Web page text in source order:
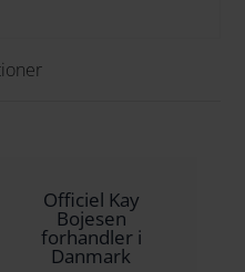
Officiel Kay
Bojesen
forhandler i
Danmark